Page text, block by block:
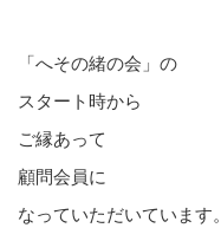
「へその緒の会」の
スタート時から
ご縁あって
顧問会員に
なっていただいています。